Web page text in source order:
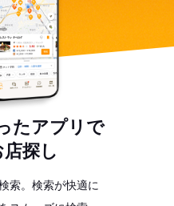
たアプリで
探し
索。検索が快適に